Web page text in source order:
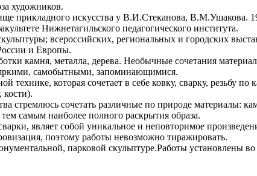
художников.
прикладного искусства у В.И.Стеканова, В.М.Ушакова.
Нижнетагильского педагогического института.
всероссийских, региональных и городских
и Европы.
камня, металла, дерева. Необычные сочетания
самобытными, запоминающимися.
технике, которая сочетает в себе ковку, сварку, резьбу по
кости).
стремлюсь сочетать различные по природе материалы:
самым наиболее полного раскрытия образа.
являет собой уникальное и неповторимое
поэтому работы невозможно тиражировать.
парковой скульптуре.Работы установлены во